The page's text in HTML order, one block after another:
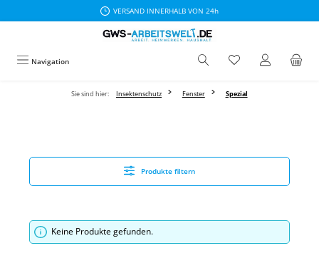
VERSAND INNERHALB VON 24h
Navigation
Sie sind hier: Insektenschutz Fenster Spezial
Produkte filtern
Keine Produkte gefunden.